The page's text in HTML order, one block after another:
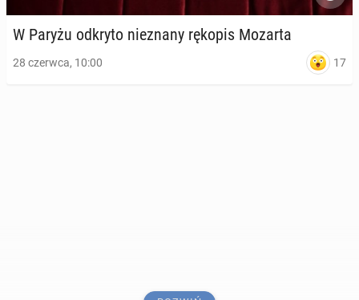
W Paryżu odkryto nie­zna­ny rękopis Mozarta
28 czerwca, 10:00 17